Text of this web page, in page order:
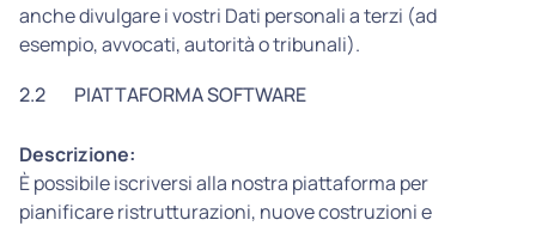
anche divulgare i vostri Dati personali a terzi (ad
esempio, avvocati, autorità o tribunali).
2.2
PIATTAFORMA SOFTWARE
Descrizione:
È possibile iscriversi alla nostra piattaforma per
pianificare ristrutturazioni, nuove costruzioni e